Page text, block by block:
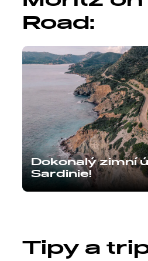
Road:
Dokonalý zimní
Sardinie!
Tipy a